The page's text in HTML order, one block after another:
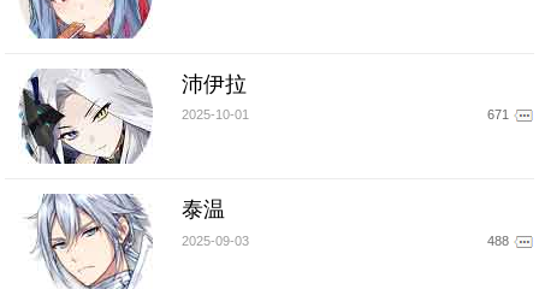
沛伊拉
2025-10-01 671
泰温
2025-09-03 488